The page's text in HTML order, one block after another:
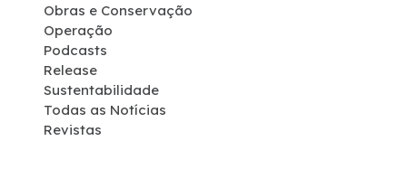
Links Úteis
SAU's
Carta ao Usuário
Obras e Conservação
Operação
Podcasts
Release
Sustentabilidade
Todas as Notícias
Revistas